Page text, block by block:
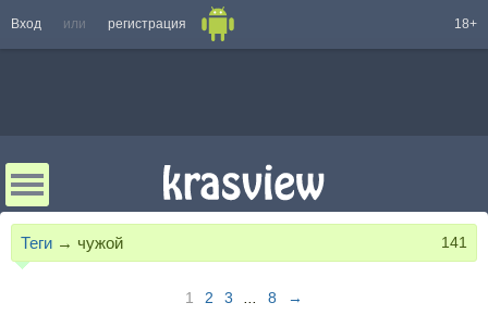
Вход или регистрация 18+
Теги → чужой 141
1 2 3 8 →